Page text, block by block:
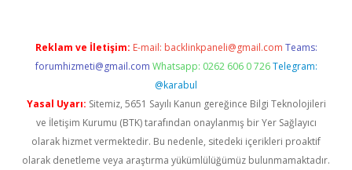
Reklam ve İletişim: E-mail: backlinkpaneli@gmail.com Teams:
forumhizmeti@gmail.com Whatsapp: 0262 606 0 726 Telegram:
@karabul
Yasal Uyarı: Sitemiz, 5651 Sayılı Kanun gereğince Bilgi Teknolojileri
ve İletişim Kurumu (BTK) tarafından onaylanmış bir Yer Sağlayıcı
olarak hizmet vermektedir. Bu nedenle, sitedeki içerikleri proaktif
olarak denetleme veya araştırma yükümlülüğümüz bulunmamaktadır.